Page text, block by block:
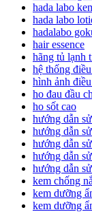
hada labo
hada labo
hadalabo
hair essence
hãng tủ lạnh
hệ thống
hình ảnh
ho đau đầu
ho sốt cao
hướng dẫn
hướng dẫn
hướng dẫn
hướng dẫn
hướng dẫn
kem chống
kem dưỡng
kem dưỡng